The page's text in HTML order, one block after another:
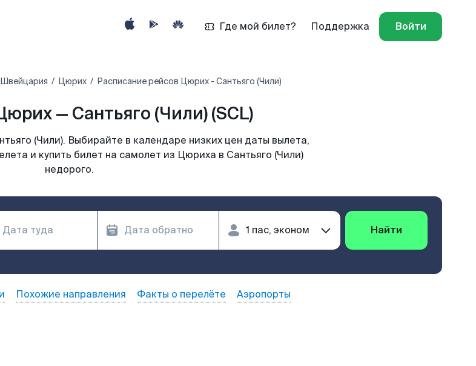
Где мой билет? Поддержка Войти
Швейцария Цюрих Расписание рейсов Цюрих - Сантьяго (Чили)
— Сантьяго (Чили) (SCL)
(Чили). Выбирайте в календаре низких цен даты вылета,
и купить билет на самолет из Цюриха в Сантьяго (Чили)
недорого.
Найти
Похожие направления Факты о перелёте Аэропорты